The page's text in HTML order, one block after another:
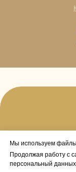
Мы используем
Продолжая работу с
персональный